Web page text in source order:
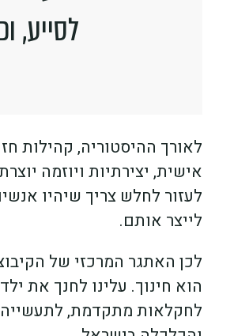
לסייע,
לאורך ההיסטוריה, קהילות
אישית, יצירתיות ויוזמה
לעזור לחלש צריך שיהיו
לייצר אותם.
לכן האתגר המרכזי של
הוא חינוך. עלינו לחנך את
לחקלאות מתקדמת, לתעשייה